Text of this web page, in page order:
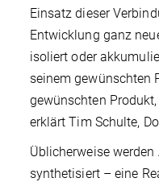
Einsatz dieser
Entwicklung ganz
isoliert oder
seinem gewünschten
gewünschten
erklärt Tim Schulte,
Üblicherweise
synthetisiert – eine